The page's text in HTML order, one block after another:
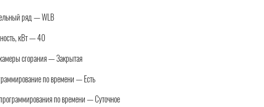
ряд — WLB
кВт — 40
сгорания — Закрытая
по времени — Есть
по времени — Суточное